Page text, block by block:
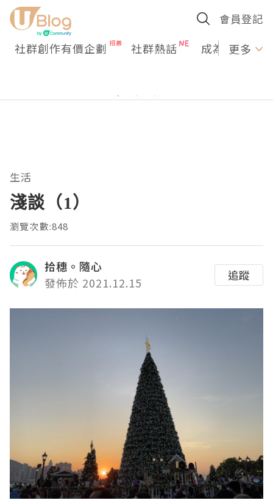
會員登記
社群創作有價企劃 社群熱話 成為U更多
生活
淺談（1）
瀏覽次數:848
拾穗。隨心
發佈於 2021.12.15
追蹤